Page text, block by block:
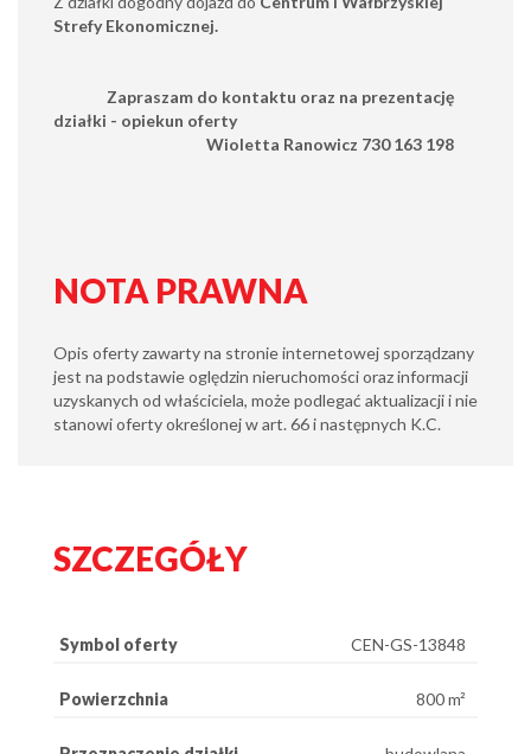
Strefy Ekonomicznej.
Zapraszam do kontaktu oraz na prezentację
działki - opiekun oferty
Wioletta Ranowicz 730 163 198
NOTA PRAWNA
Opis oferty zawarty na stronie internetowej sporządzany
jest na podstawie oględzin nieruchomości oraz informacji
uzyskanych od właściciela, może podlegać aktualizacji i nie
stanowi oferty określonej w art. 66 i następnych K.C.
SZCZEGÓŁY
Symbol oferty CEN-GS-13848
Powierzchnia 800 m²